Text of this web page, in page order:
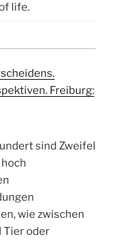
life.
Freiburg:
sind Zweifel
wie zwischen
Tier oder